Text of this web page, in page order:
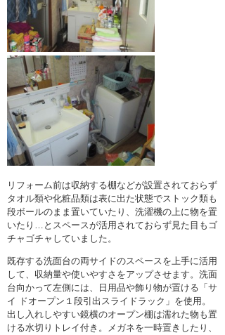
リフォーム前は収納する棚などが設置されておらず
タオル類や化粧品類は表に出た状態でストック類も
段ボールのまま置いていたり、洗濯機の上に物を置
いたり…とスペースが活用されておらず見た目もゴ
チャゴチャしていました。
既存する洗面台の両サイドのスペースを上手に活用
して、収納量や使いやすさをアップさせます。洗面
台向かって左側には、日用品や飾り物が置ける「サ
イ ドオープン１段引出スライドラック」を使用。
出し入れしやすい鏡横のオープン棚は濡れた物も置
ける水切りトレイ付き。メガネを一時置きしたり、